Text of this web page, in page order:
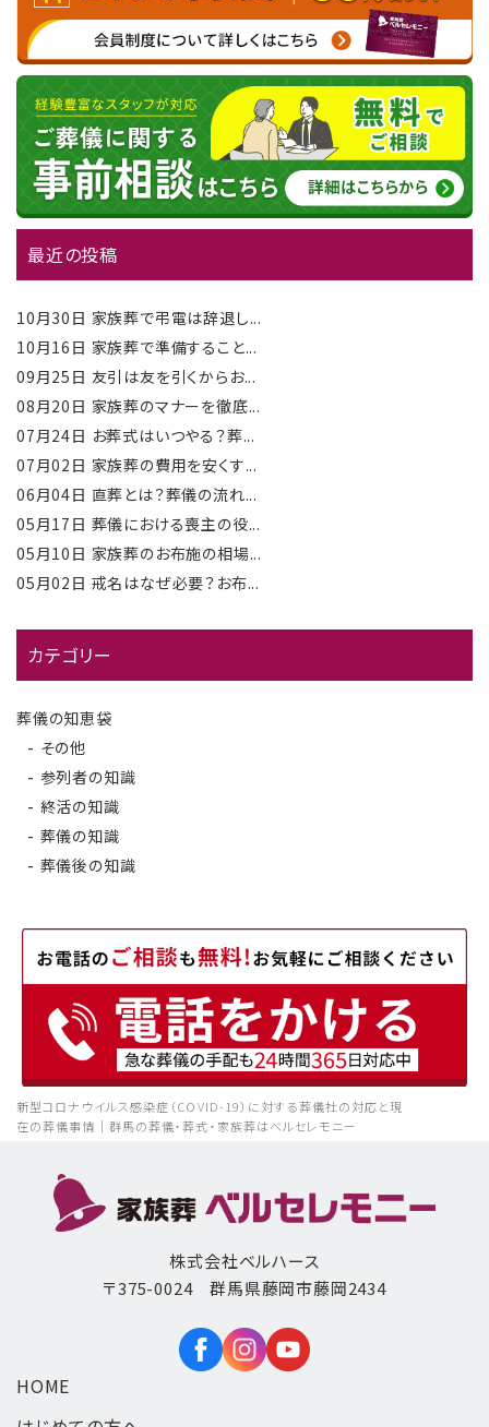
新型コロナウイルス感染症（COVID-19）に対する葬儀社の対応と現
在の葬儀事情｜群馬の葬儀・葬式・家族葬はベルセレモニー
最近の投稿
10月30日 家族葬で弔電は辞退し...
10月16日 家族葬で準備すること...
09月25日 友引は友を引くからお...
08月20日 家族葬のマナーを徹底...
07月24日 お葬式はいつやる？葬...
07月02日 家族葬の費用を安くす...
06月04日 直葬とは？葬儀の流れ...
05月17日 葬儀における喪主の役...
05月10日 家族葬のお布施の相場...
05月02日 戒名はなぜ必要？お布...
カテゴリー
葬儀の知恵袋
その他
参列者の知識
終活の知識
葬儀の知識
葬儀後の知識
株式会社ベルハース
〒375-0024 群馬県藤岡市藤岡2434
HOME